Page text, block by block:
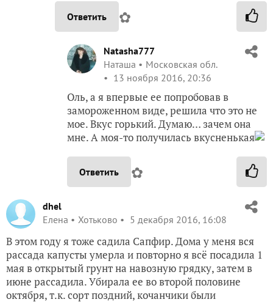
Ответить ✿
Natasha777
Наташа
Московская обл.
13 ноября 2016, 20:36
Оль, а я впервые ее попробовав в
замороженном виде, решила что это не
мое. Вкус горький. Думаю… зачем она
мне. А моя-то получилась вкусненькая
Ответить ✿
dhel
Елена
Хотьково 5 декабря 2016, 16:08
В этом году я тоже садила Сапфир. Дома у меня вся
рассада капусты умерла и повторно я всё посадила 1
мая в открытый грунт на навозную грядку, затем в
июне рассадила. Убирала ее во второй половине
октября, т.к. сорт поздний, кочанчики были